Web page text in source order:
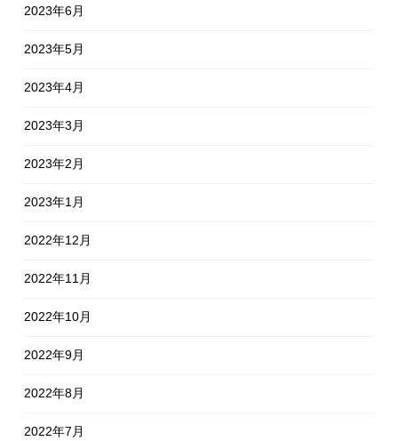
2023年6月
2023年5月
2023年4月
2023年3月
2023年2月
2023年1月
2022年12月
2022年11月
2022年10月
2022年9月
2022年8月
2022年7月